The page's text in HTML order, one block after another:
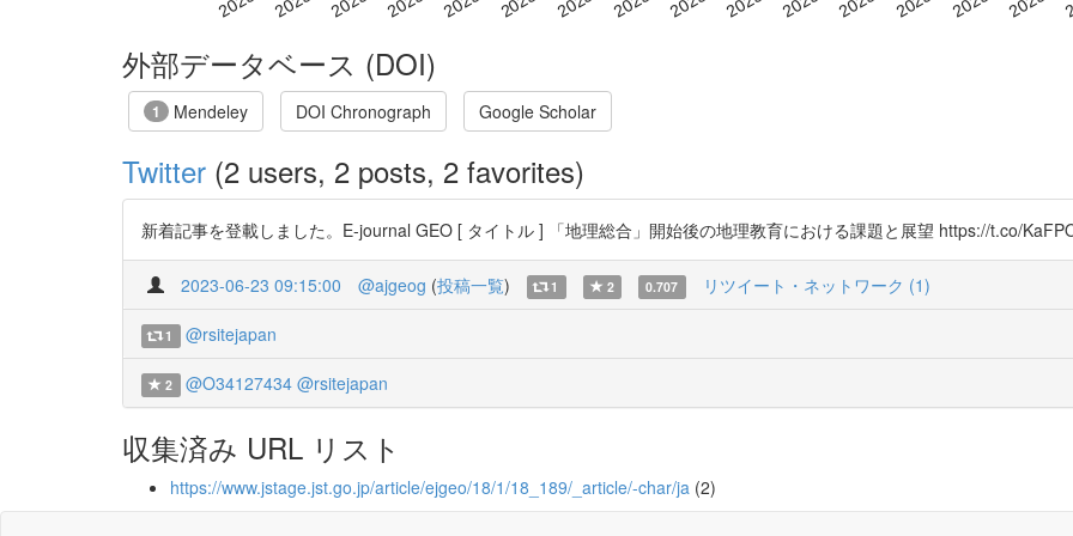
外部データベース (DOI)
1 Mendeley DOI Chronograph Google Scholar
Twitter (2 users, 2 posts, 2 favorites)
新着記事を登載しました。E-journal GEO [ タイトル ] 「地理総合」開始後の地理教育における課題と展望 https://t.co/
2023-06-23 09:15:00 @ajgeog (投稿一覧) 1 2 0.707 リツイート・ネットワーク (1)
1 @rsitejapan
2 @O34127434 @rsitejapan
収集済み URL リスト
https://www.jstage.jst.go.jp/article/ejgeo/18/1/18_189/_article/-char/ja (2)